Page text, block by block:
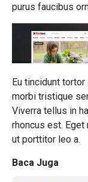
purus faucibus
Eu tincidunt
morbi tristique
Viverra tellus in
rhoncus est.
ut porttitor leo a.
Baca Juga